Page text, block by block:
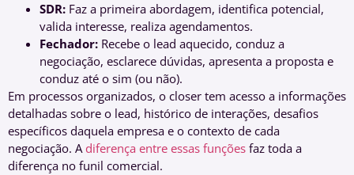
SDR: Faz a primeira abordagem, identifica potencial,
valida interesse, realiza agendamentos.
Fechador: Recebe o lead aquecido, conduz a
negociação, esclarece dúvidas, apresenta a proposta e
conduz até o sim (ou não).
Em processos organizados, o closer tem acesso a informações
detalhadas sobre o lead, histórico de interações, desafios
específicos daquela empresa e o contexto de cada
negociação. A diferença entre essas funções faz toda a
diferença no funil comercial.